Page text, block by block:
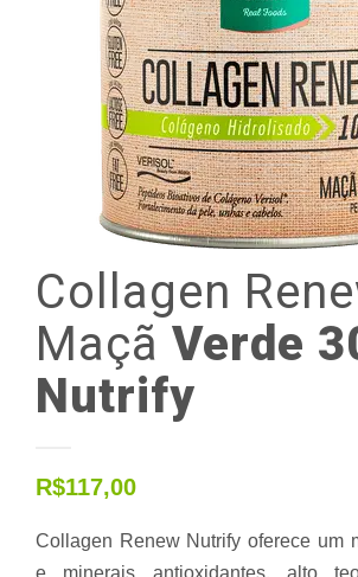
Collagen
Maçã Verde
Nutrify
R$117,00
Collagen Renew Nutrify oferece um
e minerais antioxidantes, alto